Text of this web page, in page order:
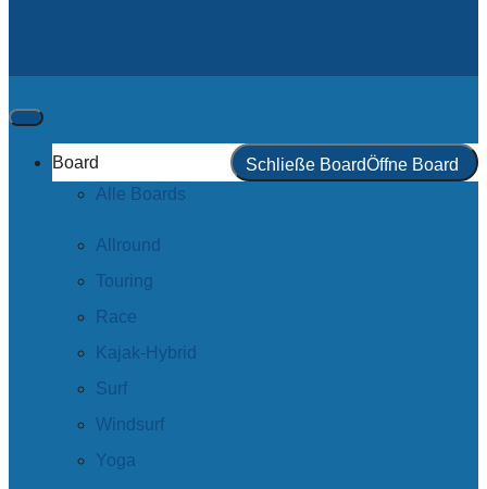
Board Schließe BoardÖffne Board
Alle Boards
Allround
Touring
Race
Kajak-Hybrid
Surf
Windsurf
Yoga